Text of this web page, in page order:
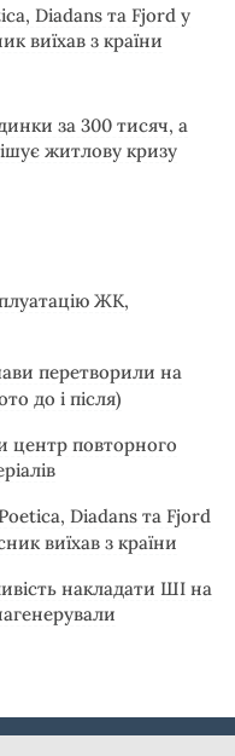
Diadans та Fjord у
виїхав з країни
за 300 тисяч, а
житлову кризу
ЖК,
перетворили на
до і після)
центр повторного
Diadans та Fjord
виїхав з країни
накладати ШІ на